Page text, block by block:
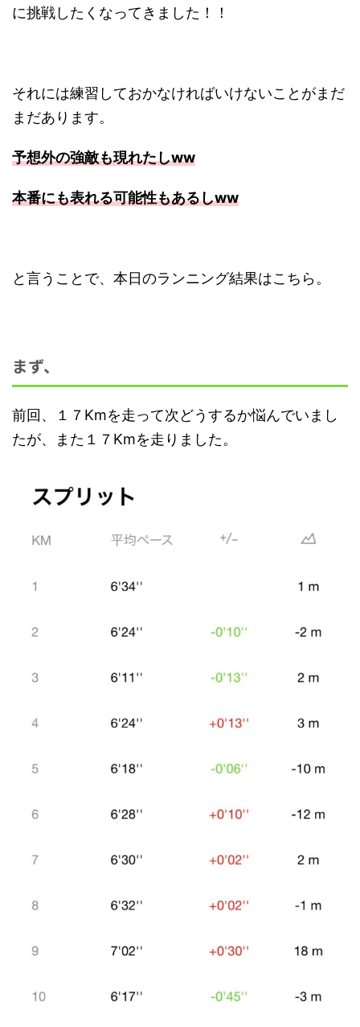
に挑戦したくなってきました！！
それには練習しておかなければいけないことがまだ
まだあります。
予想外の強敵も現れたしww
本番にも表れる可能性もあるしww
と言うことで、本日のランニング結果はこちら。
まず、
前回、１７Kmを走って次どうするか悩んでいまし
たが、また１７Kmを走りました。